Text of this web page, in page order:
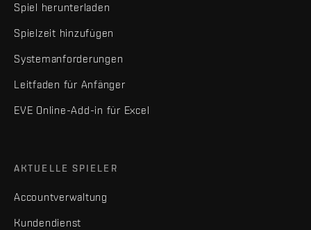
Spiel herunterladen
Spielzeit hinzufügen
Systemanforderungen
Leitfaden für Anfänger
EVE Online-Add-in für Excel
AKTUELLE SPIELER
Accountverwaltung
Kundendienst